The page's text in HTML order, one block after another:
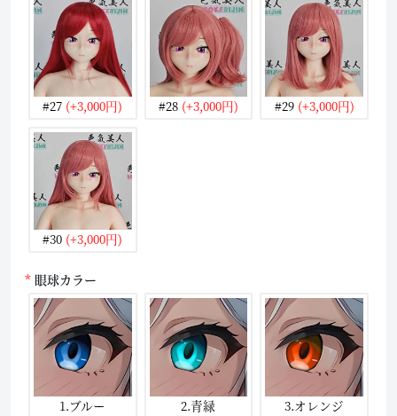
#27 (+3,000円) #28(+3,000円) #29(+3,000円)
#30 (+3,000円)
眼球カラー
1.ブルー 2.青緑 3.オレンジ